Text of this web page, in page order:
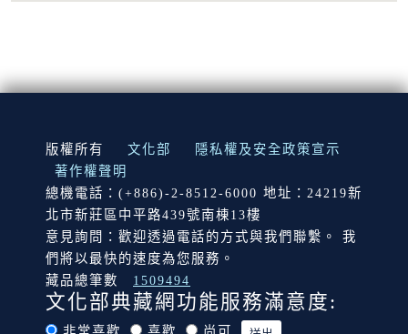
:::
版權所有 文化部
隱私權及安全政策宣示
著作權聲明
總機電話：(+886)-2-8512-6000 地址：24219新
北市新莊區中平路439號南棟13樓
意見詢問：歡迎透過電話的方式與我們聯繫。 我
們將以最快的速度為您服務。
藏品總筆數
1509494
文化部典藏網功能服務滿意度:
非常喜歡 喜歡 尚可